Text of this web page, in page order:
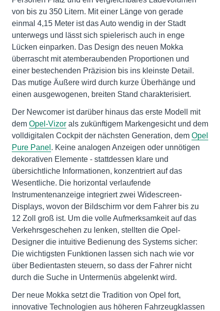
von bis zu 350 Litern. Mit einer Länge von gerade
einmal 4,15 Meter ist das Auto wendig in der Stadt
unterwegs und lässt sich spielerisch auch in enge
Lücken einparken. Das Design des neuen Mokka
überrascht mit atemberaubenden Proportionen und
einer bestechenden Präzision bis ins kleinste Detail.
Das mutige Äußere wird durch kurze Überhänge und
einen ausgewogenen, breiten Stand charakterisiert.
Der Newcomer ist darüber hinaus das erste Modell mit
dem Opel-Vizor als zukünftigem Markengesicht und dem
volldigitalen Cockpit der nächsten Generation, dem Opel
Pure Panel . Keine analogen Anzeigen oder unnötigen
dekorativen Elemente - stattdessen klare und
übersichtliche Informationen, konzentriert auf das
Wesentliche. Die horizontal verlaufende
Instrumentenanzeige integriert zwei Widescreen-
Displays, wovon der Bildschirm vor dem Fahrer bis zu
12 Zoll groß ist. Um die volle Aufmerksamkeit auf das
Verkehrsgeschehen zu lenken, stellten die Opel-
Designer die intuitive Bedienung des Systems sicher:
Die wichtigsten Funktionen lassen sich nach wie vor
über Bedientasten steuern, so dass der Fahrer nicht
durch die Suche in Untermenüs abgelenkt wird.
Der neue Mokka setzt die Tradition von Opel fort,
innovative Technologien aus höheren Fahrzeugklassen